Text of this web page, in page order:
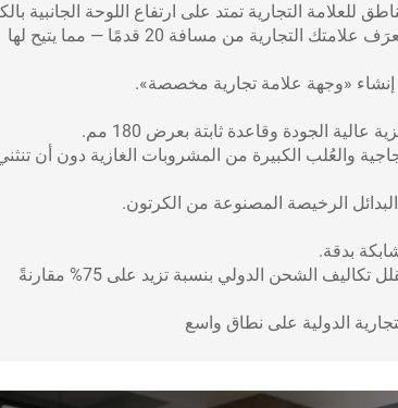
الميزة التنافسية: الطباعة فوق البنفسجية عالية التباين تضمن أن تُعرَف علامتك التجارية من مسافة 20 قدمًا — مما يتيح لها
«وجهة علامة تجارية مخصصة».
الجودة وقاعدة ثابتة بعرض 180 مم.
والعُلب الكبيرة من المشروبات الغازية دون أن
الرخيصة المصنوعة من الكرتون.
الميزة التنافسية: يُشحن في عبوة مسطحة ومُضغوطة للغاية، ما يقلل تكاليف الشحن الدولي بنسبة تزيد على 75% مقارنةً
الدولية على نطاق واسع